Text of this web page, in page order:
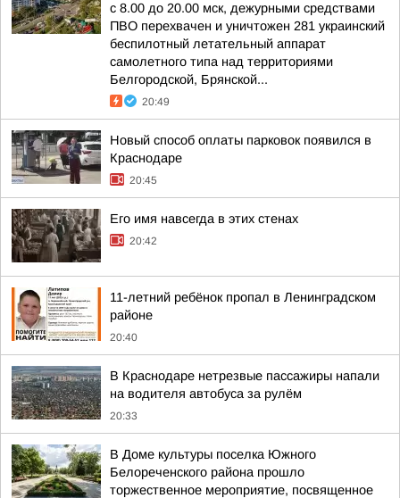
с 8.00 до 20.00 мск, дежурными средствами
ПВО перехвачен и уничтожен 281 украинский
беспилотный летательный аппарат
самолетного типа над территориями
Белгородской, Брянской...
20:49
Новый способ оплаты парковок появился в
Краснодаре
20:45
Его имя навсегда в этих стенах
20:42
11-летний ребёнок пропал в Ленинградском
районе
20:40
В Краснодаре нетрезвые пассажиры напали
на водителя автобуса за рулём
20:33
В Доме культуры поселка Южного
Белореченского района прошло
торжественное мероприятие, посвященное